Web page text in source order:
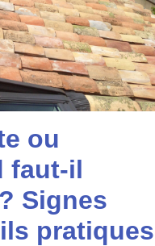
ou
faut-il
Signes
pratiques